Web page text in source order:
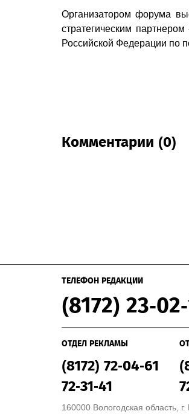
Организатором форума
стратегическим
Российской Федерации по
Комментарии (0)
ТЕЛЕФОН РЕДАКЦИИ
(8172) 23-
ОТДЕЛ РЕКЛАМЫ
(8172) 72-04-61
72-31-41
160000 Вологодская область,